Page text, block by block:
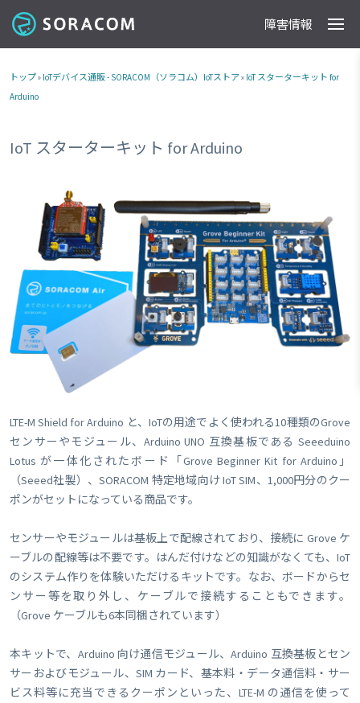
製品
事例
料金
ドキュメント
導入支援
IoTストア
最新情報 障害情報
トップ» IoTデバイス通販 - SORACOM（ソラコム）IoTストア» IoT スターターキット for
Arduino
IoT スターターキット for Arduino
LTE-M Shield for Arduino と、IoTの用途でよく使われる10種類のGrove
センサーやモジュール、Arduino UNO 互換基板である Seeeduino
Lotus が一体化されたボード「Grove Beginner Kit for Arduino」
（Seeed社製）、SORACOM 特定地域向け IoT SIM、1,000円分のクー
ポンがセットになっている商品です。
センサーやモジュールは基板上で配線されており、接続に Grove ケ
ーブルの配線等は不要です。はんだ付けなどの知識がなくても、IoT
のシステム作りを体験いただけるキットです。なお、ボードからセ
ンサー等を取り外し、ケーブルで接続することもできます。
（Grove ケーブルも6本同梱されています）
本キットで、Arduino 向け通信モジュール、Arduino 互換基板とセン
サーおよびモジュール、SIM カード、基本料・データ通信料・サー
ビス料等に充当できるクーポンといった、LTE-M の通信を使って